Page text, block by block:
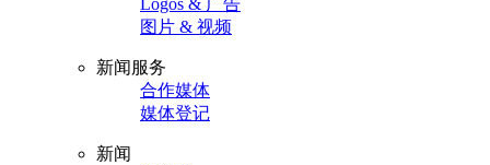
Logos & 广告
图片 & 视频
新闻服务
合作媒体
媒体登记
新闻